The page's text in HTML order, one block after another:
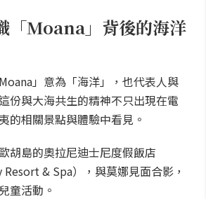
「Moana」背後的海洋
」意為「海洋」，也代表人與
份與大海共生的精神不只出現在電
的相關景點與體驗中看見。
胡島的奧拉尼迪士尼度假飯店
Resort & Spa），與莫娜見面合影，
童活動。